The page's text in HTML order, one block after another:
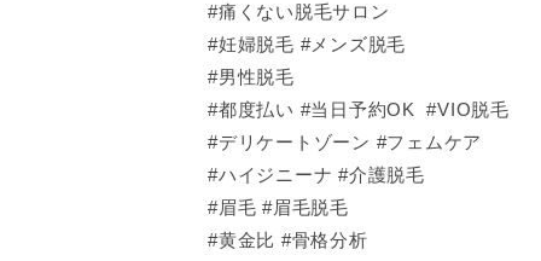
#痛くない脱毛サロン
#妊婦脱毛 #メンズ脱毛
#男性脱毛
#都度払い #当日予約OK #VIO脱毛
#デリケートゾーン #フェムケア
#ハイジニーナ #介護脱毛
#眉毛 #眉毛脱毛
#黄金比 #骨格分析